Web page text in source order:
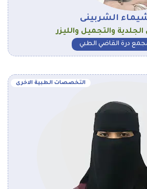
الشربينى
والتجميل والليزر
درة القاضي الطبي
التخصصات الطبية الاخرى